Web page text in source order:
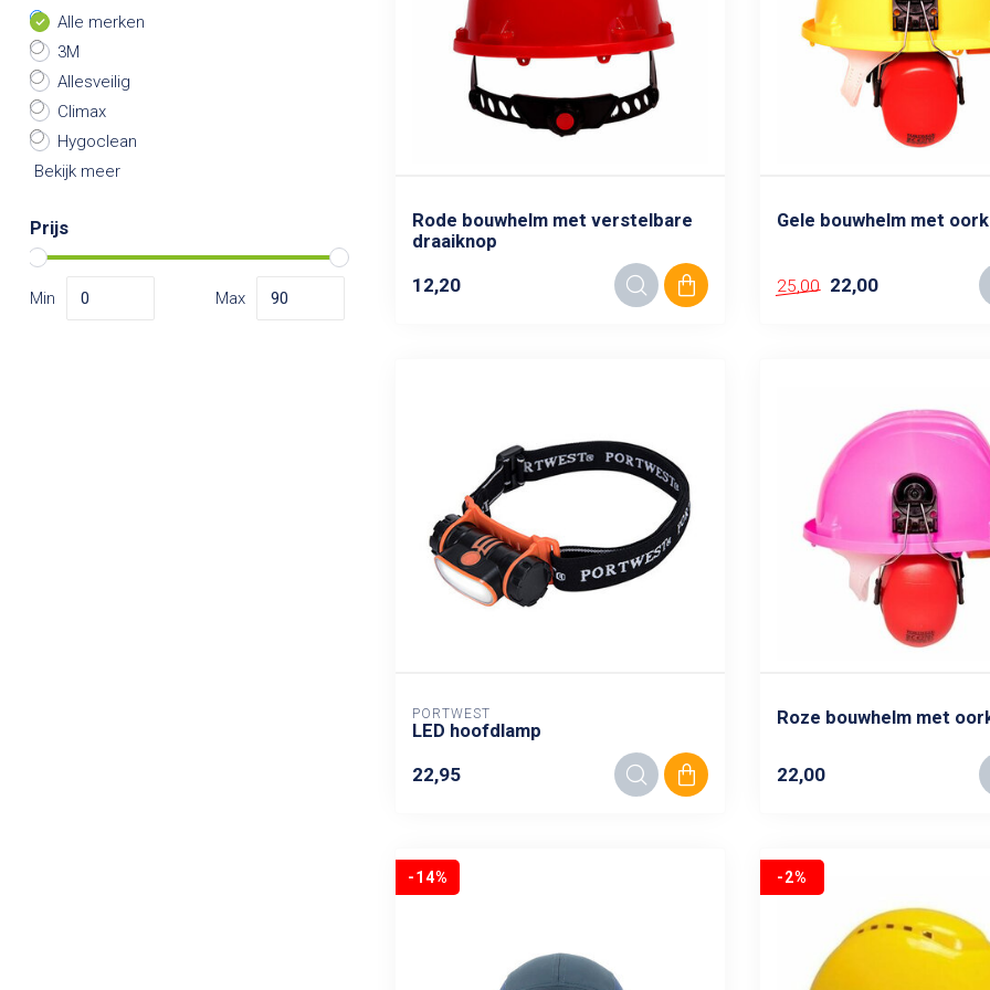
Alle merken
3M
Allesveilig
Climax
Hygoclean
Bekijk meer
Prijs
Min Max
Rode bouwhelm met verstelbare
draaiknop
12,20
Gele bouwhelm met
25,00 22,00
PORTWEST
LED hoofdlamp
22,95
Roze bouwhelm met
22,00
-14% -2%